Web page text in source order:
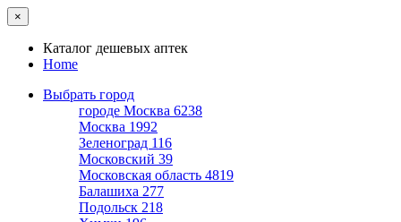
×
Каталог дешевых аптек
Home
Выбрать город
городе Москва 6238
Москва 1992
Зеленоград 116
Московский 39
Московская область 4819
Балашиха 277
Подольск 218